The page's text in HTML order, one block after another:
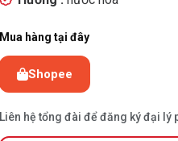
Mua hàng tại đây
Shopee
Liên hệ tổng đài để đăng ký đại